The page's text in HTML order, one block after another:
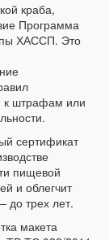
краба,
Программа
ХАССП. Это
к штрафам или
сертификат
пищевой
и облегчит
до трех лет.
макета